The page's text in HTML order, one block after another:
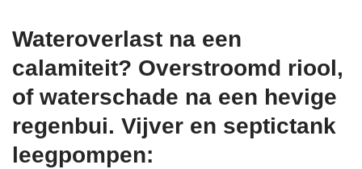
Wateroverlast na een
calamiteit? Overstroomd riool,
of waterschade na een hevige
regenbui. Vijver en septictank
leegpompen: